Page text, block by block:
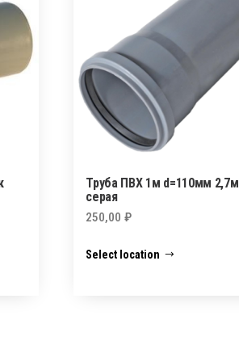
Труба ПВХ 1м d=110мм
серая
250,00₽
Select location